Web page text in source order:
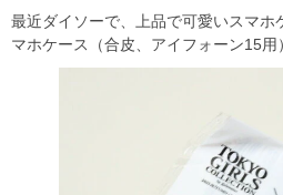
最近ダイソーで、上品で可愛いスマホ
マホケース（合皮、アイフォーン15用